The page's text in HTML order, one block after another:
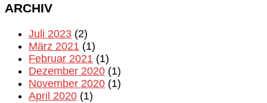
ARCHIV
Juli 2023 (2)
März 2021 (1)
Februar 2021 (1)
Dezember 2020 (1)
November 2020 (1)
April 2020 (1)